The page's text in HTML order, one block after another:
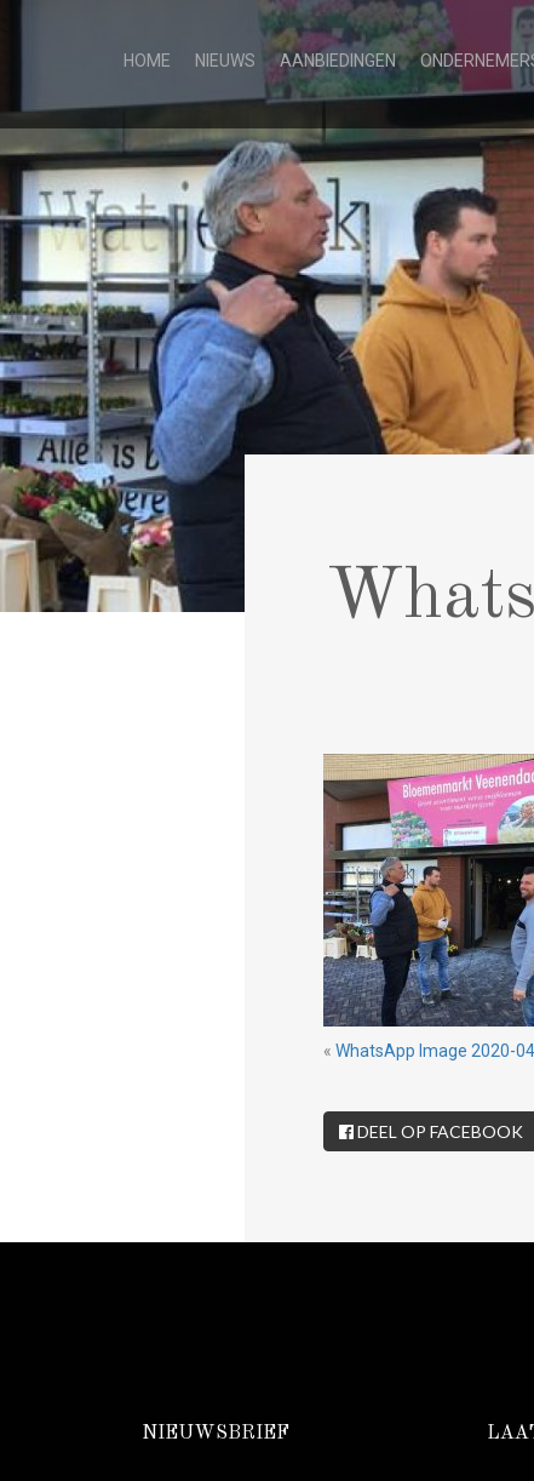
HOME NIEUWS AANBIEDINGEN
« WhatsApp Image 2020-
DEEL OP FACEBOOK
NIEUWSBRIEF